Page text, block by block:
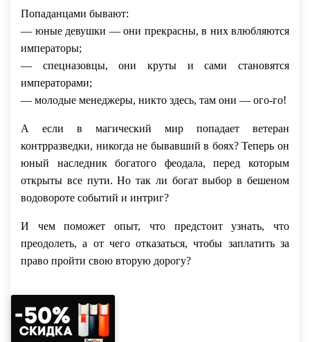
Попаданцами бывают:
— юные девушки — они прекрасны, в них влюбляются
императоры;
— спецназовцы, они круты и сами становятся
императорами;
— молодые менеджеры, никто здесь, там они — ого-го!
А если в магический мир попадает ветеран
контрразведки, никогда не бывавший в боях? Теперь он
юный наследник богатого феодала, перед которым
открыты все пути. Но так ли богат выбор в бешеном
водовороте событий и интриг?
И чем поможет опыт, что предстоит узнать, что
преодолеть, а от чего отказаться, чтобы заплатить за
право пройти свою вторую дорогу?